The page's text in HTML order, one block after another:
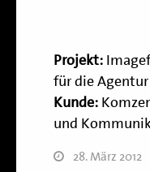
Projekt:
für die
Kunde:
und
28. März 2012